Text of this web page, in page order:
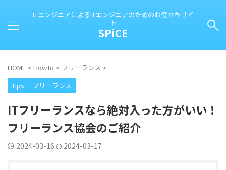
ITエンジニアによるITエンジニアのためのお役立ちサイ
ト
SPiCE
HOME > HowTo > フリーランス >
Tips
フリーランス
ITフリーランスなら絶対入った方がいい！
フリーランス協会のご紹介
2024-03-16 2024-03-17